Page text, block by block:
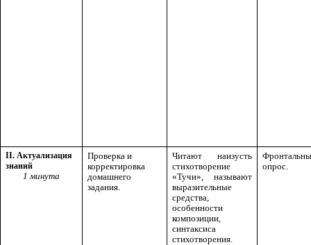
II. Актуализация
знаний
1 минута
Проверка и
корректировка
домашнего
задания.
Читают наизусть
стихотворение
«Тучи», называют
выразительные
средства,
особенности
композиции,
синтаксиса
стихотворения.
опрос.